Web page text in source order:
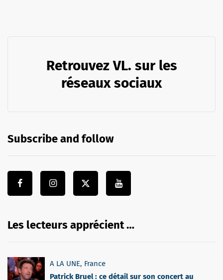
Retrouvez VL. sur les
réseaux sociaux
Subscribe and follow
Les lecteurs apprécient …
A LA UNE, France
Patrick Bruel : ce détail sur son concert au